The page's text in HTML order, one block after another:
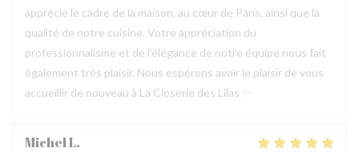
apprécié le cadre de la maison, au cœur de Paris, ainsi que la
qualité de notre cuisine. Votre appréciation du
professionnalisme et de l’élégance de notre équipe nous fait
également très plaisir. Nous espérons avoir le plaisir de vous
accueillir de nouveau à La Closerie des Lilas ✨
MichelL